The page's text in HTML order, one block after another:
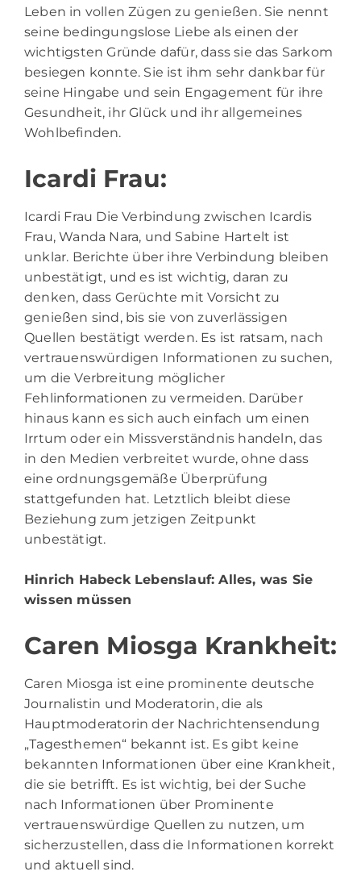
Leben in vollen Zügen zu genießen. Sie nennt
seine bedingungslose Liebe als einen der
wichtigsten Gründe dafür, dass sie das Sarkom
besiegen konnte. Sie ist ihm sehr dankbar für
seine Hingabe und sein Engagement für ihre
Gesundheit, ihr Glück und ihr allgemeines
Wohlbefinden.
Icardi Frau:
Icardi Frau Die Verbindung zwischen Icardis
Frau, Wanda Nara, und Sabine Hartelt ist
unklar. Berichte über ihre Verbindung bleiben
unbestätigt, und es ist wichtig, daran zu
denken, dass Gerüchte mit Vorsicht zu
genießen sind, bis sie von zuverlässigen
Quellen bestätigt werden. Es ist ratsam, nach
vertrauenswürdigen Informationen zu suchen,
um die Verbreitung möglicher
Fehlinformationen zu vermeiden. Darüber
hinaus kann es sich auch einfach um einen
Irrtum oder ein Missverständnis handeln, das
in den Medien verbreitet wurde, ohne dass
eine ordnungsgemäße Überprüfung
stattgefunden hat. Letztlich bleibt diese
Beziehung zum jetzigen Zeitpunkt
unbestätigt.
Hinrich Habeck Lebenslauf: Alles, was Sie
wissen müssen
Caren Miosga Krankheit:
Caren Miosga ist eine prominente deutsche
Journalistin und Moderatorin, die als
Hauptmoderatorin der Nachrichtensendung
„Tagesthemen“ bekannt ist. Es gibt keine
bekannten Informationen über eine Krankheit,
die sie betrifft. Es ist wichtig, bei der Suche
nach Informationen über Prominente
vertrauenswürdige Quellen zu nutzen, um
sicherzustellen, dass die Informationen korrekt
und aktuell sind.